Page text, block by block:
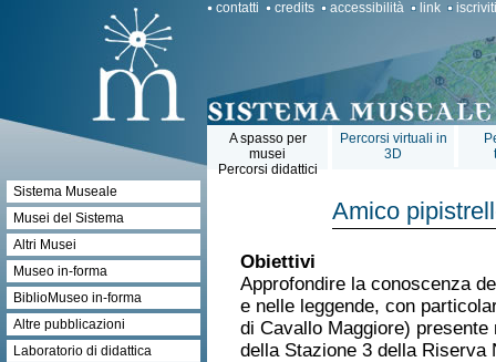
contatti credits accessibilità link
A spasso per
musei
Percorsi didattici
Percorsi virtuali in
3D
Amico
Obiettivi
Approfondire la conoscenza
e nelle leggende, con
di Cavallo Maggiore)
della Stazione 3 della Riserva
Sistema Museale
Musei del Sistema
Altri Musei
Museo in-forma
BiblioMuseo in-forma
Altre pubblicazioni
Laboratorio di didattica